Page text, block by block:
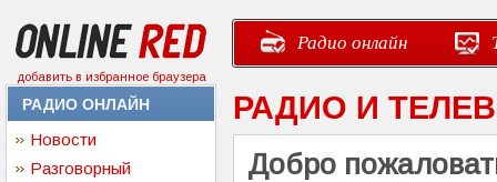
добавить в избранное браузера
Радио онлайн
РАДИО ОНЛАЙН
Новости
Разговорный
РАДИО И
Добро